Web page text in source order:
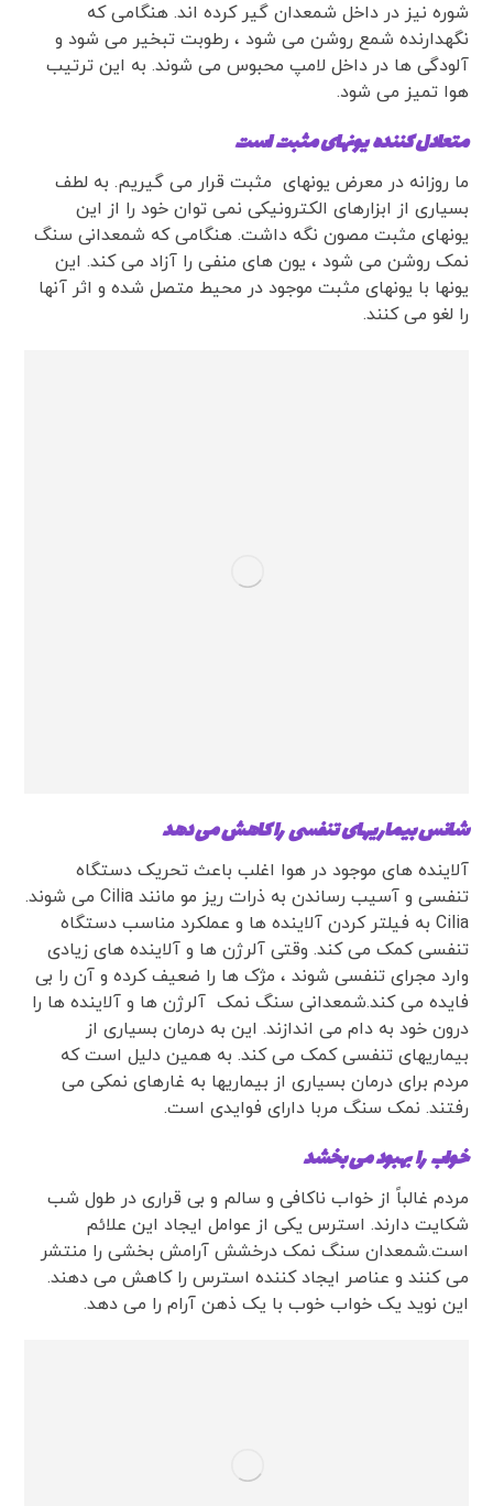
شوره نیز در داخل شمعدان گیر کرده اند. هنگامی که
نگهدارنده شمع روشن می شود ، رطوبت تبخیر می شود و
آلودگی ها در داخل لامپ محبوس می شوند. به این ترتیب
هوا تمیز می شود.
متعادل کننده یونهای مثبت است
ما روزانه در معرض یونهای مثبت قرار می گیریم. به لطف
بسیاری از ابزارهای الکترونیکی نمی توان خود را از این
یونهای مثبت مصون نگه داشت. هنگامی که شمعدانی سنگ
نمک روشن می شود ، یون های منفی را آزاد می کند. این
یونها با یونهای مثبت موجود در محیط متصل شده و اثر آنها
را لغو می کنند.
شانس بیماریهای تنفسی را کاهش می دهد
آلاینده های موجود در هوا اغلب باعث تحریک دستگاه
تنفسی و آسیب رساندن به ذرات ریز مو مانند Cilia می شوند.
Cilia به فیلتر کردن آلاینده ها و عملکرد مناسب دستگاه
تنفسی کمک می کند. وقتی آلرژن ها و آلاینده های زیادی
وارد مجرای تنفسی شوند ، مژک ها را ضعیف کرده و آن را بی
فایده می کند.شمعدانی سنگ نمک آلرژن ها و آلاینده ها را
درون خود به دام می اندازند. این به درمان بسیاری از
بیماریهای تنفسی کمک می کند. به همین دلیل است که
مردم برای درمان بسیاری از بیماریها به غارهای نمکی می
رفتند. نمک سنگ مربا دارای فوایدی است.
خواب را بهبود می بخشد
مردم غالباً از خواب ناکافی و سالم و بی قراری در طول شب
شکایت دارند. استرس یکی از عوامل ایجاد این علائم
است.شمعدان سنگ نمک درخشش آرامش بخشی را منتشر
می کنند و عناصر ایجاد کننده استرس را کاهش می دهند.
این نوید یک خواب خوب با یک ذهن آرام را می دهد.